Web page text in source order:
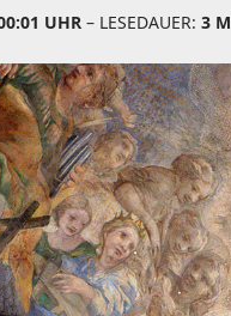
UHR – LESEDAUER: 3